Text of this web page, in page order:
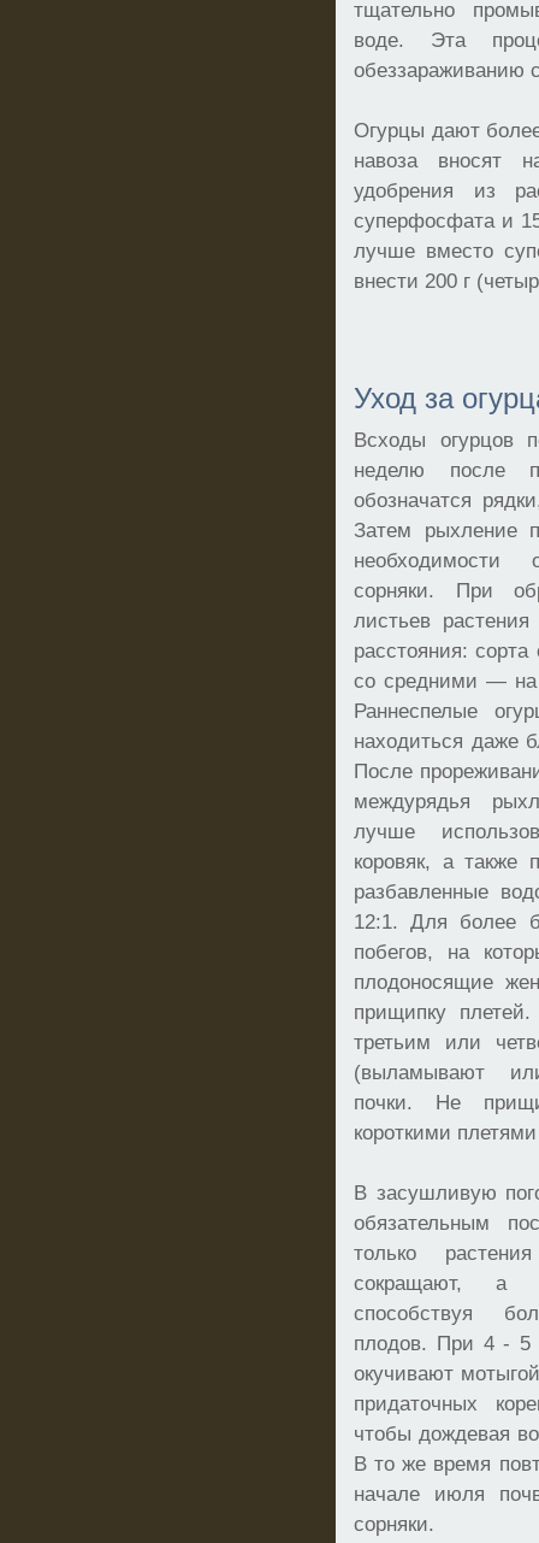
тщательно
воде. Эта
обеззараживанию
Огурцы дают
навоза вносят
удобрения из
суперфосфата и
лучше вместо
внести 200 г
Уход за
Всходы огурцов
неделю после
обозначатся
Затем рыхление
необходимости
сорняки. При
листьев
расстояния:
со средними —
Раннеспелые
находиться даже
После
междурядья
лучше
коровяк, а также
разбавленные
12:1. Для более
побегов, на
плодоносящие
прищипку
третьим или
(выламывают
почки. Не
короткими
В засушливую
обязательным
только
сокращают, а
способствуя
плодов. При 4 - 5
окучивают
придаточных
чтобы дождевая
В то же время
начале июля
сорняки.